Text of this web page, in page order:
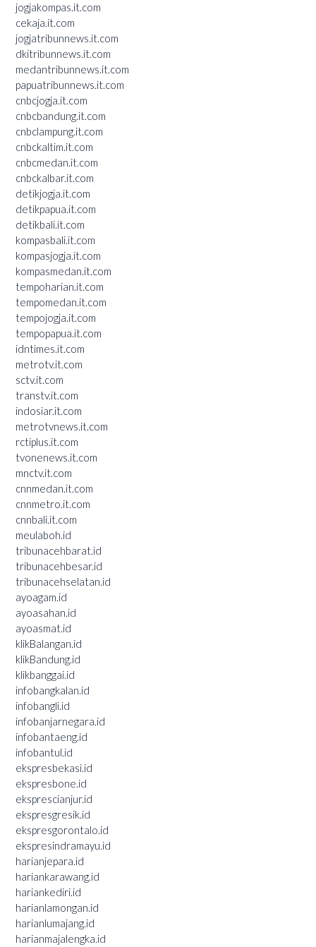
jogjakompas.it.com
cekaja.it.com
jogjatribunnews.it.com
dkitribunnews.it.com
medantribunnews.it.com
papuatribunnews.it.com
cnbcjogja.it.com
cnbcbandung.it.com
cnbclampung.it.com
cnbckaltim.it.com
cnbcmedan.it.com
cnbckalbar.it.com
detikjogja.it.com
detikpapua.it.com
detikbali.it.com
kompasbali.it.com
kompasjogja.it.com
kompasmedan.it.com
tempoharian.it.com
tempomedan.it.com
tempojogja.it.com
tempopapua.it.com
idntimes.it.com
metrotv.it.com
sctv.it.com
transtv.it.com
indosiar.it.com
metrotvnews.it.com
rctiplus.it.com
tvonenews.it.com
mnctv.it.com
cnnmedan.it.com
cnnmetro.it.com
cnnbali.it.com
meulaboh.id
tribunacehbarat.id
tribunacehbesar.id
tribunacehselatan.id
ayoagam.id
ayoasahan.id
ayoasmat.id
klikBalangan.id
klikBandung.id
klikbanggai.id
infobangkalan.id
infobangli.id
infobanjarnegara.id
infobantaeng.id
infobantul.id
ekspresbekasi.id
ekspresbone.id
eksprescianjur.id
ekspresgresik.id
ekspresgorontalo.id
ekspresindramayu.id
harianjepara.id
hariankarawang.id
hariankediri.id
harianlamongan.id
harianlumajang.id
harianmajalengka.id